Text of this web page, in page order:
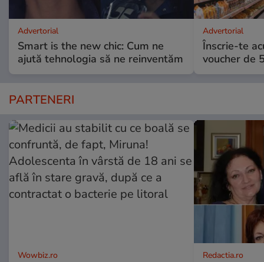
Advertorial
Smart is the new chic: Cum ne
ajută tehnologia să ne reinventăm
Advertorial
Înscrie-te
voucher de
PARTENERI
Wowbiz.ro Redactia.ro